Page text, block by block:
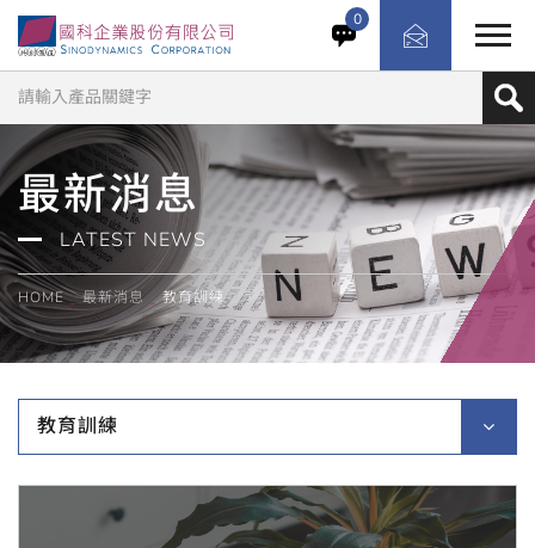
0
最新消息
LATEST NEWS
HOME 最新消息 教育訓練
教育訓練